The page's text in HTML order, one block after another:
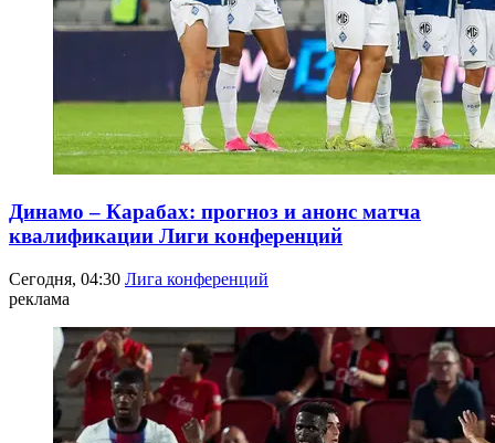
Динамо – Карабах: прогноз и анонс матча
квалификации Лиги конференций
Сегодня, 04:30 Лига конференций
реклама